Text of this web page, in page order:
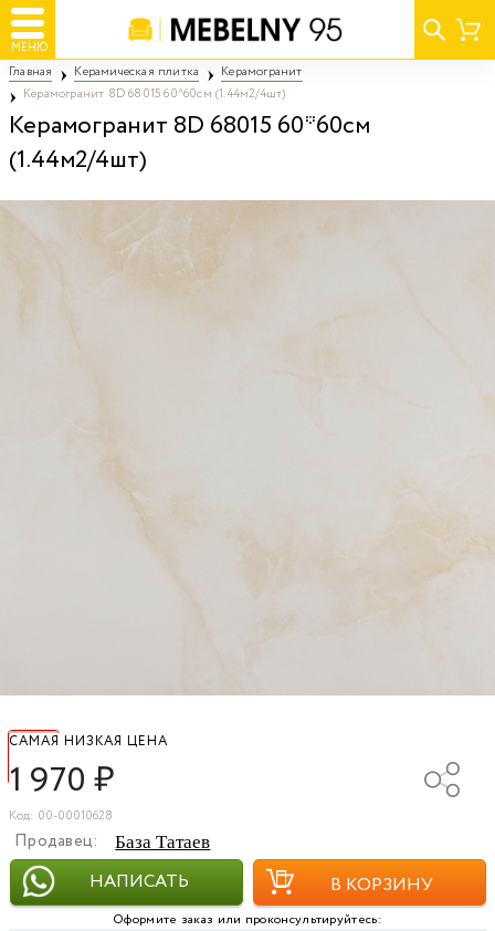
МЕНЮ
Главная Керамическая плитка
Керамогранит
Керамогранит 8D 68015 60*60см (1.44м2/4шт)
Керамогранит 8D 68015 60*60см
(1.44м2/4шт)
САМАЯ НИЗКАЯ ЦЕНА
1 970₽
Код: 00-00010628
Продавец: База Татаев
НАПИСАТЬ В КОРЗИНУ
Оформите заказ или проконсультируйтесь: